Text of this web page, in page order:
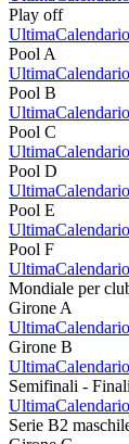
Play off
UltimaCalendario
Pool A
UltimaCalendario
Pool B
UltimaCalendario
Pool C
UltimaCalendario
Pool D
UltimaCalendario
Pool E
UltimaCalendario
Pool F
UltimaCalendario
Mondiale per
Girone A
UltimaCalendario
Girone B
UltimaCalendario
Semifinali - Finali
UltimaCalendario
Serie B2